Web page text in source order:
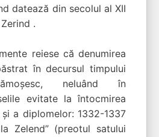
datează din secolul al XII
.
reiese că denumirea
în decursul timpului
neluând în
evitate la întocmirea
a diplomelor: 1332-1337
Zelend” (preotul satului